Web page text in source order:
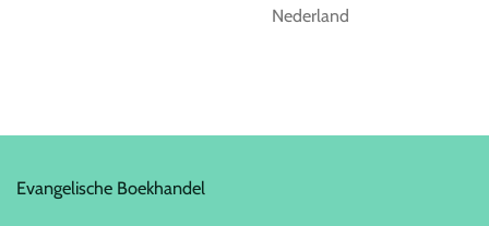
Nederland
Evangelische Boekhandel